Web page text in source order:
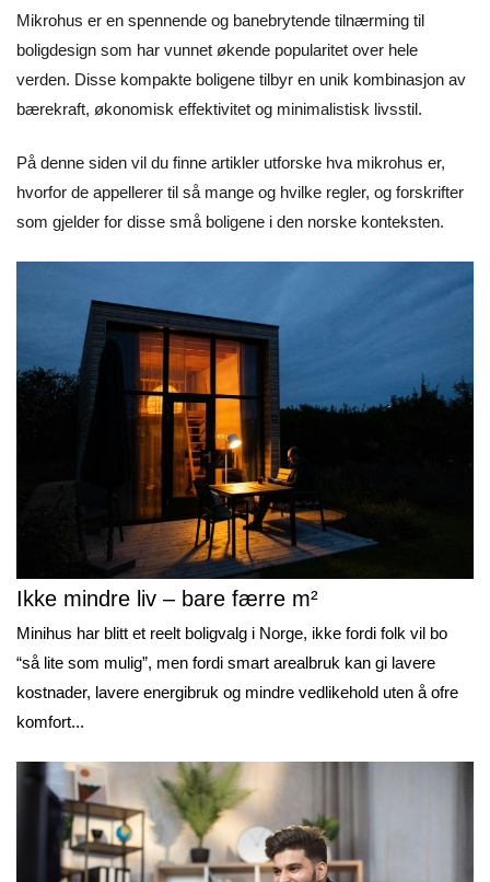
Mikrohus er en spennende og banebrytende tilnærming til
boligdesign som har vunnet økende popularitet over hele
verden. Disse kompakte boligene tilbyr en unik kombinasjon av
bærekraft, økonomisk effektivitet og minimalistisk livsstil.
På denne siden vil du finne artikler utforske hva mikrohus er,
hvorfor de appellerer til så mange og hvilke regler, og forskrifter
som gjelder for disse små boligene i den norske konteksten.
Ikke mindre liv – bare færre m²
Minihus har blitt et reelt boligvalg i Norge, ikke fordi folk vil bo
“så lite som mulig”, men fordi smart arealbruk kan gi lavere
kostnader, lavere energibruk og mindre vedlikehold uten å ofre
komfort...